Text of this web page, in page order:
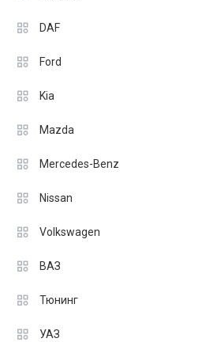
DAF
Ford
Kia
Mazda
Mercedes-Benz
Nissan
Volkswagen
ВАЗ
Тюнинг
УАЗ